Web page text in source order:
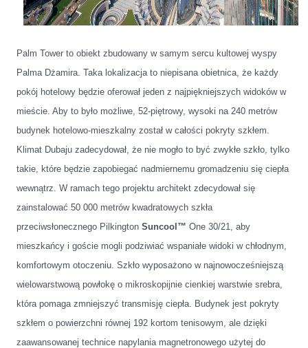
Palm Tower to obiekt zbudowany w samym sercu kultowej wyspy
Palma Dżamira. Taka lokalizacja to niepisana obietnica, że każdy
pokój hotelowy będzie oferował jeden z najpiękniejszych widoków w
mieście. Aby to było możliwe, 52-piętrowy, wysoki na 240 metrów
budynek hotelowo-mieszkalny został w całości pokryty szkłem.
Klimat Dubaju zadecydował, że nie mogło to być zwykłe szkło, tylko
takie, które będzie zapobiegać nadmiernemu gromadzeniu się ciepła
wewnątrz. W ramach tego projektu architekt zdecydował się
zainstalować 50 000 metrów kwadratowych szkła
przeciwsłonecznego Pilkington Suncool™ One 30/21, aby
mieszkańcy i goście mogli podziwiać wspaniałe widoki w chłodnym,
komfortowym otoczeniu. Szkło wyposażono w najnowocześniejszą
wielowarstwową powłokę o mikroskopijnie cienkiej warstwie srebra,
która pomaga zmniejszyć transmisję ciepła. Budynek jest pokryty
szkłem o powierzchni równej 192 kortom tenisowym, ale dzięki
zaawansowanej technice napylania magnetronowego użytej do